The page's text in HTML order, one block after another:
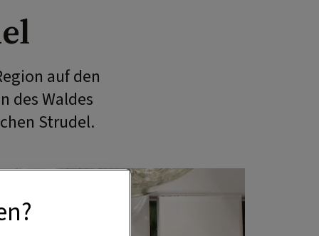
auf den
des Waldes
Strudel.